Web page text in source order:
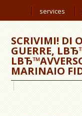
services
SCRIVIMI! DI
GUERRE,
MARINAIO